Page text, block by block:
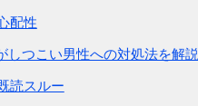
配性
しつこい男性への対処法を解説
読スルー